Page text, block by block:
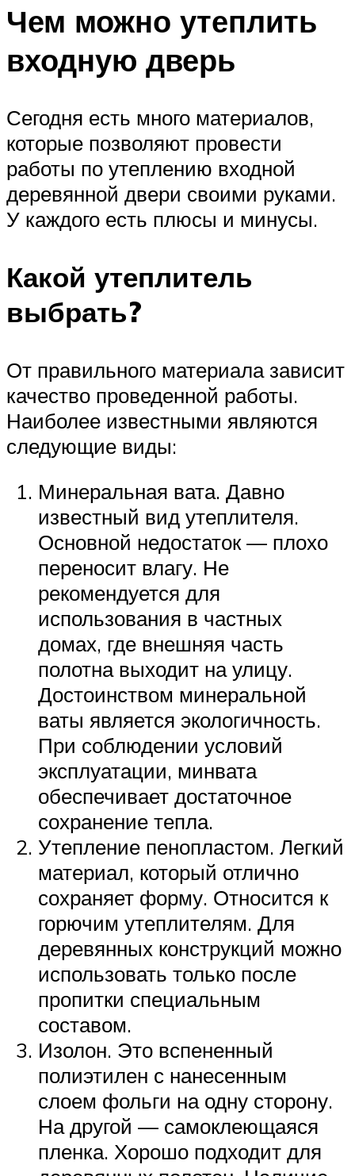
Чем можно утеплить
входную дверь
Сегодня есть много материалов,
которые позволяют провести
работы по утеплению входной
деревянной двери своими руками.
У каждого есть плюсы и минусы.
Какой утеплитель
выбрать?
От правильного материала зависит
качество проведенной работы.
Наиболее известными являются
следующие виды:
Минеральная вата. Давно
известный вид утеплителя.
Основной недостаток — плохо
переносит влагу. Не
рекомендуется для
использования в частных
домах, где внешняя часть
полотна выходит на улицу.
Достоинством минеральной
ваты является экологичность.
При соблюдении условий
эксплуатации, минвата
обеспечивает достаточное
сохранение тепла.
Утепление пенопластом. Легкий
материал, который отлично
сохраняет форму. Относится к
горючим утеплителям. Для
деревянных конструкций можно
использовать только после
пропитки специальным
составом.
Изолон. Это вспененный
полиэтилен с нанесенным
слоем фольги на одну сторону.
На другой — самоклеющаяся
пленка. Хорошо подходит для